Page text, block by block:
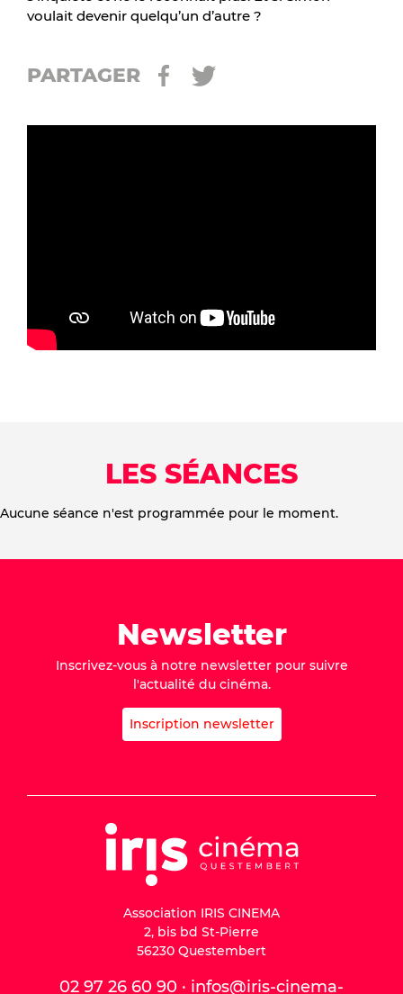
voulait devenir quelqu’un d’autre ?
PARTAGER
LES SÉANCES
Aucune séance n'est programmée pour le moment.
Newsletter
Inscrivez-vous à notre newsletter pour suivre
l'actualité du cinéma.
Inscription newsletter
Association IRIS CINEMA
2, bis bd St-Pierre
56230 Questembert
02 97 26 60 90 · infos@iris-cinema-